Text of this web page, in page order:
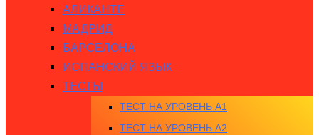
АЛИКАНТЕ
МАДРИД
БАРСЕЛОНА
ИСПАНСКИЙ ЯЗЫК
ТЕСТЫ
ТЕСТ НА УРОВЕНЬ A1
ТЕСТ НА УРОВЕНЬ A2